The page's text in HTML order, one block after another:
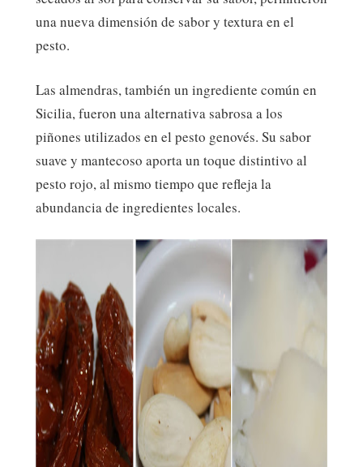
una nueva dimensión de sabor y textura en el
pesto.
Las almendras, también un ingrediente común en
Sicilia, fueron una alternativa sabrosa a los
piñones utilizados en el pesto genovés. Su sabor
suave y mantecoso aporta un toque distintivo al
pesto rojo, al mismo tiempo que refleja la
abundancia de ingredientes locales.